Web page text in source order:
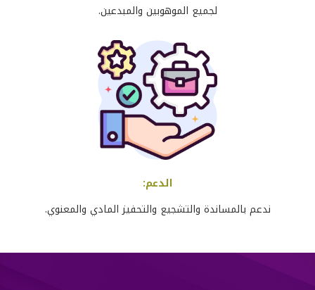
لجميع الموهوبين والمبدعين.
الدعم:
ندعم بالمساندة والتشجيع والتحفيز المادي والمعنوي.